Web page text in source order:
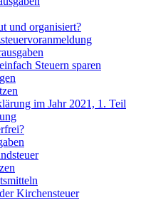
und organisiert?
Steuern sparen
im Jahr 2021, 1. Teil
Kirchensteuer